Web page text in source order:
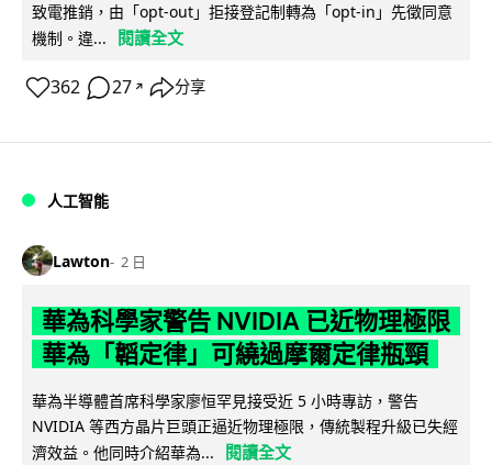
致電推銷，由「opt-out」拒接登記制轉為「opt-in」先徵同意
機制。違...
閱讀全文
362 27 ↗ 分享
人工智能
Lawton 2 日
華為科學家警告 NVIDIA 已近物理極限
華為「韜定律」可繞過摩爾定律瓶頸
華為半導體首席科學家廖恒罕見接受近 5 小時專訪，警告
NVIDIA 等西方晶片巨頭正逼近物理極限，傳統製程升級已失經
濟效益。他同時介紹華為...
閱讀全文